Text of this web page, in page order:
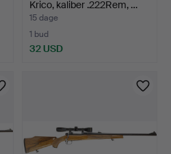
Krico, kaliber .222Rem, …
15 dage
1 bud
32 USD